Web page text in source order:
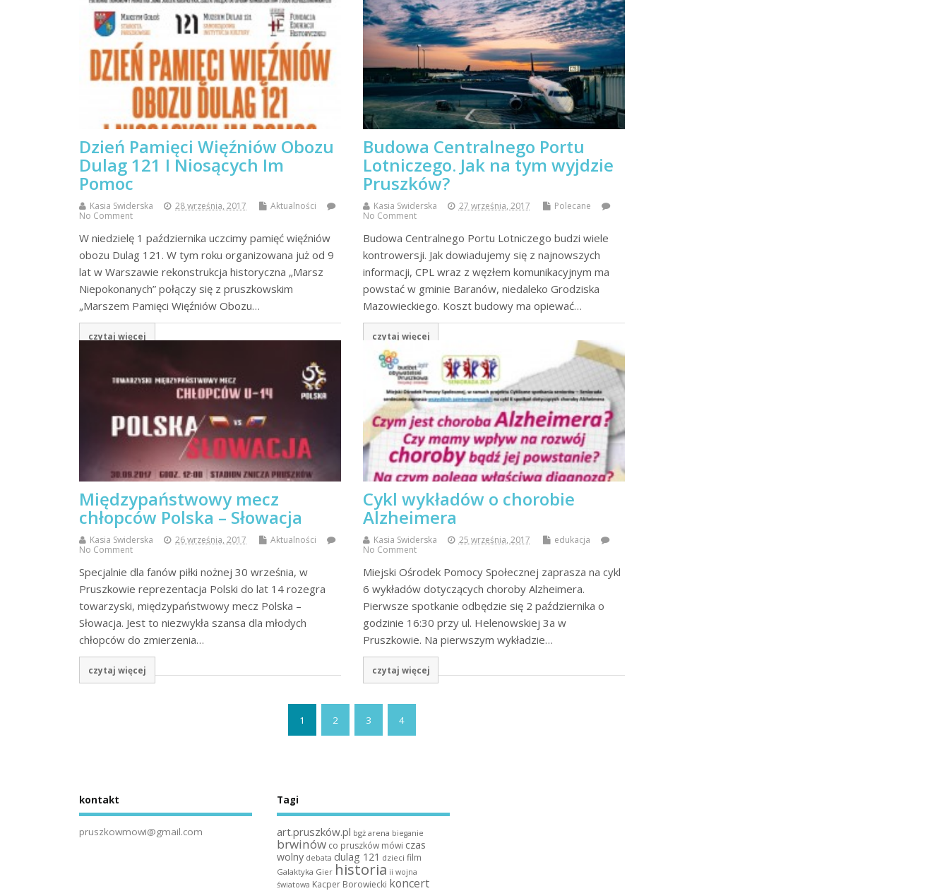
Dzień Pamięci Więźniów Obozu
Dulag 121 I Niosących Im
Pomoc
Kasia Swiderska 28 września, 2017
Aktualności
No Comment
W niedzielę 1 października uczcimy pamięć więźniów
obozu Dulag 121. W tym roku organizowana już od 9
lat w Warszawie rekonstrukcja historyczna „Marsz
Niepokonanych” połączy się z pruszkowskim
„Marszem Pamięci Więźniów Obozu…
czytaj więcej
Budowa Centralnego Portu
Lotniczego. Jak na tym wyjdzie
Pruszków?
Kasia Swiderska 27 września, 2017
Polecane
No Comment
Budowa Centralnego Portu Lotniczego budzi wiele
kontrowersji. Jak dowiadujemy się z najnowszych
informacji, CPL wraz z węzłem komunikacyjnym ma
powstać w gminie Baranów, niedaleko Grodziska
Mazowieckiego. Koszt budowy ma opiewać…
czytaj więcej
Międzypaństwowy mecz
chłopców Polska – Słowacja
Kasia Swiderska 26 września, 2017
Aktualności
No Comment
Specjalnie dla fanów piłki nożnej 30 września, w
Pruszkowie reprezentacja Polski do lat 14 rozegra
towarzyski, międzypaństwowy mecz Polska –
Słowacja. Jest to niezwykła szansa dla młodych
chłopców do zmierzenia…
czytaj więcej
Cykl wykładów o chorobie
Alzheimera
Kasia Swiderska 25 września, 2017
edukacja
No Comment
Miejski Ośrodek Pomocy Społecznej zaprasza na cykl
6 wykładów dotyczących choroby Alzheimera.
Pierwsze spotkanie odbędzie się 2 października o
godzinie 16:30 przy ul. Helenowskiej 3a w
Pruszkowie. Na pierwszym wykładzie…
czytaj więcej
1 2 3 4
kontakt
pruszkowmowi@gmail.com
Tagi
art.pruszków.pl bgż arena bieganie
brwinów co pruszków mówi czas
wolny debata dulag 121 dzieci film
Galaktyka Gier historia ii wojna
światowa Kacper Borowiecki koncert